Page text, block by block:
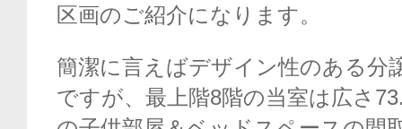
区画のご紹介になります。
簡潔に言えばデザイン性のある分
ですが、最上階8階の当室は広さ